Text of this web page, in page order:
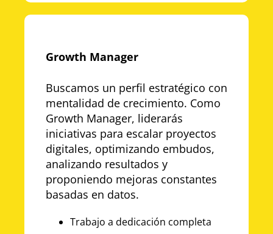
Growth Manager
Buscamos un perfil estratégico con
mentalidad de crecimiento. Como
Growth Manager, liderarás
iniciativas para escalar proyectos
digitales, optimizando embudos,
analizando resultados y
proponiendo mejoras constantes
basadas en datos.
Trabajo a dedicación completa